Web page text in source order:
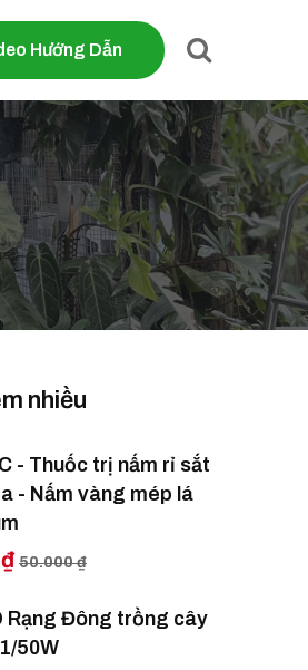
Hướng Dẫn
nhiều
- Thuốc trị nấm rỉ sắt
- Nấm vàng mép lá
50.000 ₫
Rạng Đông trồng cây
50W